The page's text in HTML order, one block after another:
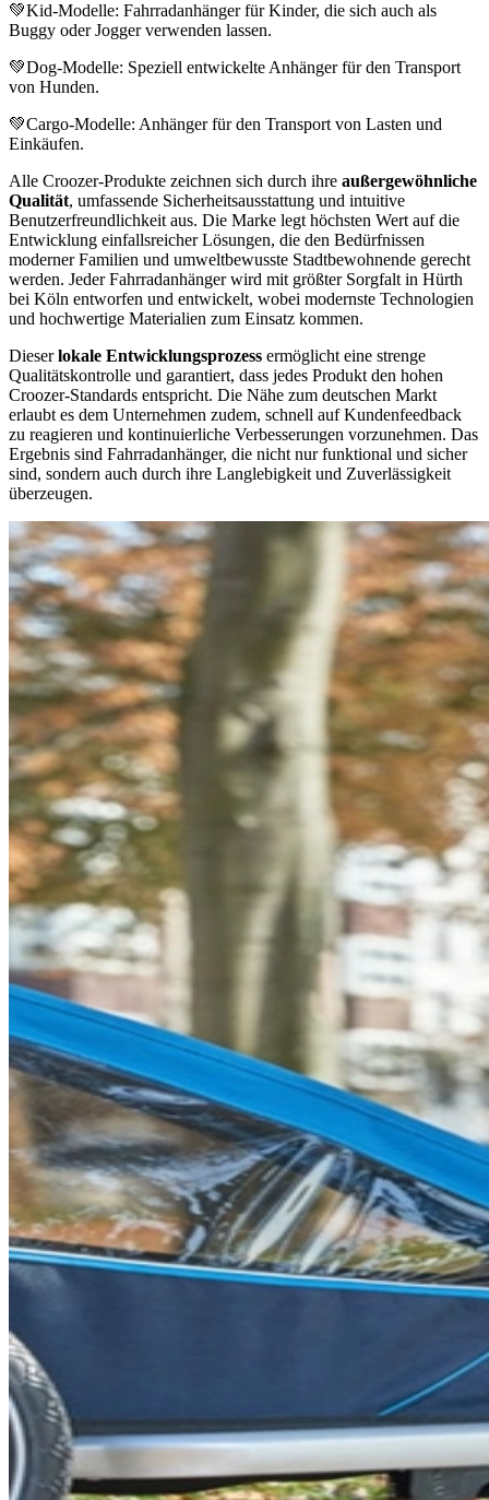
💚Kid-Modelle: Fahrradanhänger für Kinder, die sich auch als
Buggy oder Jogger verwenden lassen.
💚Dog-Modelle: Speziell entwickelte Anhänger für den Transport
von Hunden.
💚Cargo-Modelle: Anhänger für den Transport von Lasten und
Einkäufen.
Alle Croozer-Produkte zeichnen sich durch ihre außergewöhnliche
Qualität, umfassende Sicherheitsausstattung und intuitive
Benutzerfreundlichkeit aus. Die Marke legt höchsten Wert auf die
Entwicklung einfallsreicher Lösungen, die den Bedürfnissen
moderner Familien und umweltbewusste Stadtbewohnende gerecht
werden. Jeder Fahrradanhänger wird mit größter Sorgfalt in Hürth
bei Köln entworfen und entwickelt, wobei modernste Technologien
und hochwertige Materialien zum Einsatz kommen.
Dieserlokale Entwicklungsprozess ermöglicht eine strenge
Qualitätskontrolle und garantiert, dass jedes Produkt den hohen
Croozer-Standards entspricht. Die Nähe zum deutschen Markt
erlaubt es dem Unternehmen zudem, schnell auf Kundenfeedback
zu reagieren und kontinuierliche Verbesserungen vorzunehmen. Das
Ergebnis sind Fahrradanhänger, die nicht nur funktional und sicher
sind, sondern auch durch ihre Langlebigkeit und Zuverlässigkeit
überzeugen.